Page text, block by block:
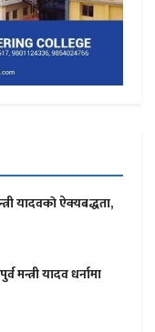
यादवकाे ऐक्यबद्धता,
मन्त्री यादव धर्नामा